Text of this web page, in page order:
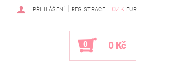
CZK EUR
PŘIHLÁŠENÍ | REGISTRACE
0 0 Kč